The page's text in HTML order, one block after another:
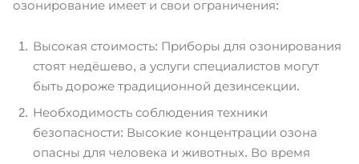
озонирование имеет и свои ограничения:
Высокая стоимость: Приборы для озонирования
стоят недёшево, а услуги специалистов могут
быть дороже традиционной дезинсекции.
Необходимость соблюдения техники
безопасности: Высокие концентрации озона
опасны для человека и животных. Во время